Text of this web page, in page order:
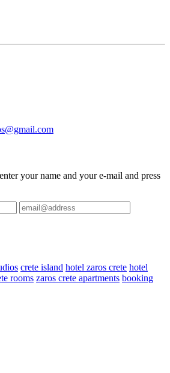
your name and your e-mail and press
crete island hotel zaros crete hotel
rooms zaros crete apartments booking